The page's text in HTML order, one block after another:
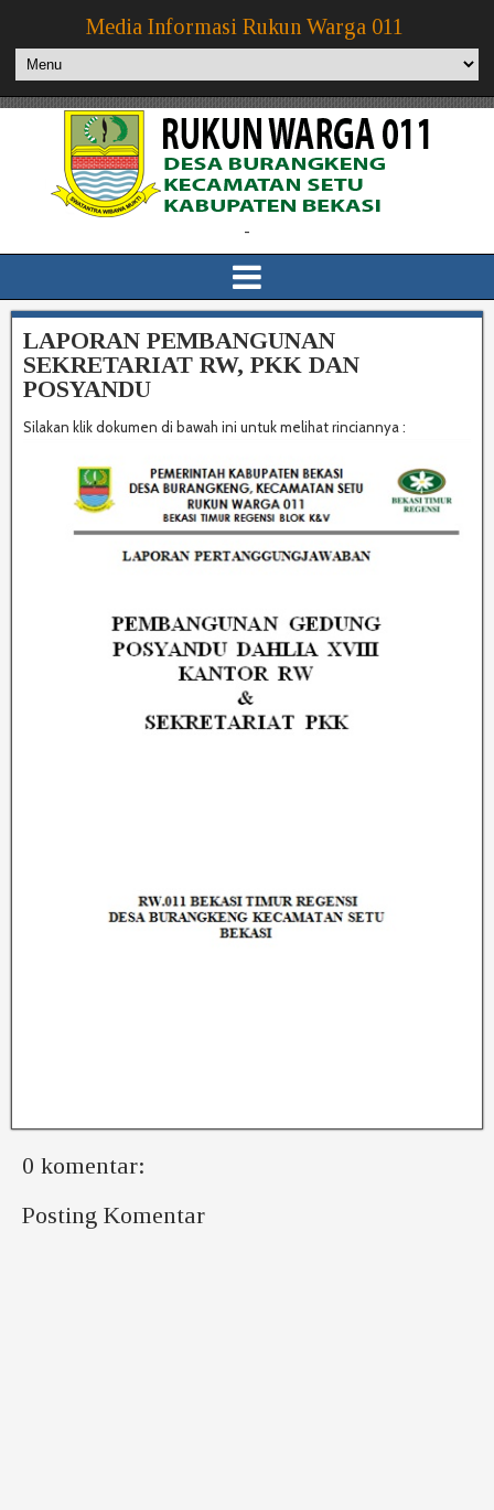
Media Informasi Rukun Warga 011
-
LAPORAN PEMBANGUNAN
SEKRETARIAT RW, PKK DAN
POSYANDU
Silakan klik dokumen di bawah ini untuk melihat rinciannya :
0 komentar:
Posting Komentar